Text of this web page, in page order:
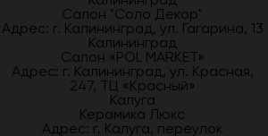
Салон "Соло Декор"
Адрес: г. Калининград, ул. Гагарина, 13
Калининград
Салон «POL MARKET»
Адрес: г. Калининград, ул. Красная,
247, ТЦ «Красный»
Калуга
Керамика Люкс
Адрес: г. Калуга, переулок